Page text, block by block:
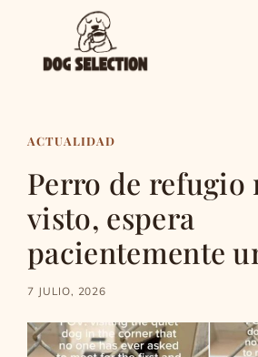
contenido
ACTUALIDAD
Perro de refugio
visto, espera
pacientemente
7 JULIO, 2026